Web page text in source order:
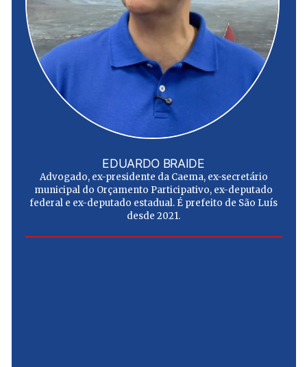
EDUARDO BRAIDE
Advogado, ex-presidente da Caema, ex-secretário
municipal do Orçamento Participativo, ex-deputado
federal e ex-deputado estadual. É prefeito de São Luís
desde 2021.